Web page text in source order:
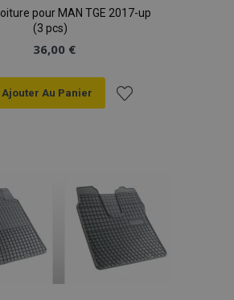
pour MAN TGE 2017-up
(3 pcs)
36,00 €
Ajouter Au Panier
liste
d'achats